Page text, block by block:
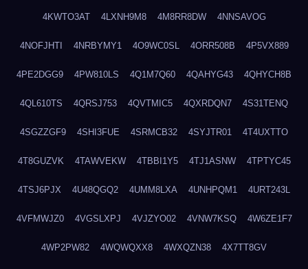
4KWTO3AT 4LXNH9M8 4M8RR8DW 4NNSAVOG
4NOFJHTI 4NRBYMY1 4O9WC0SL 4ORR508B 4P5VX889
4PE2DGG9 4PW810LS 4Q1M7Q60 4QAHYG43 4QHYCH8B
4QL610TS 4QRSJ753 4QVTMIC5 4QXRDQN7 4S31TENQ
4SGZZGF9 4SHI3FUE 4SRMCB32 4SYJTR01 4T4UXTTO
4T8GUZVK 4TAWVEKW 4TBBI1Y5 4TJ1ASNW 4TPTYC45
4TSJ6PJX 4U48QGQ2 4UMM8LXA 4UNHPQM1 4URT243L
4VFMWJZ0 4VGSLXPJ 4VJZYO02 4VNW7KSQ 4W6ZE1F7
4WP2PW82 4WQWQXX8 4WXQZN38 4X7TT8GV